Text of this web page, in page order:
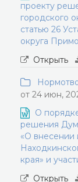
проекту
городского
статью 26
округа
Открыть
от 24 июн,
О
решения
«О внесении
края» и
Открыть